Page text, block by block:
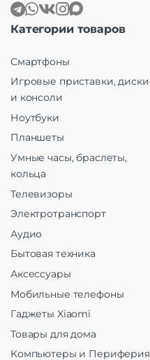
Категории товаров
Смартфоны
Игровые приставки, диски
и консоли
Ноутбуки
Планшеты
Умные часы, браслеты,
кольца
Телевизоры
Электротранспорт
Аудио
Бытовая техника
Аксессуары
Мобильные телефоны
Гаджеты Xiaomi
Товары для дома
Компьютеры и Периферия